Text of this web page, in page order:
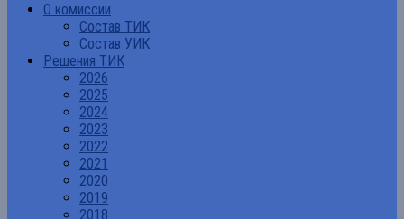
О комиссии
Состав ТИК
Состав УИК
Решения ТИК
2026
2025
2024
2023
2022
2021
2020
2019
2018